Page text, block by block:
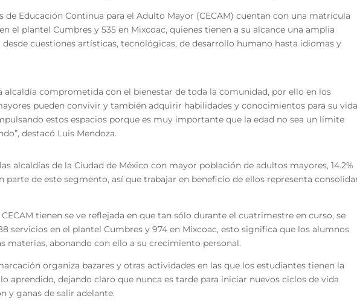
de Educación Continua para el Adulto Mayor (CECAM) cuentan con una matrícula
el plantel Cumbres y 535 en Mixcoac, quienes tienen a su alcance una amplia
cuestiones artísticas, tecnológicas, de desarrollo humano hasta idiomas y
alcaldía comprometida con el bienestar de toda la comunidad, por ello en los
pueden convivir y también adquirir habilidades y conocimientos para su
estos espacios porque es muy importante que la edad no sea un límite
destacó Luis Mendoza.
alcaldías de la Ciudad de México con mayor población de adultos mayores, 14.2%
parte de este segmento, así que trabajar en beneficio de ellos representa
tienen se ve reflejada en que tan sólo durante el cuatrimestre en curso, se
servicios en el plantel Cumbres y 974 en Mixcoac, esto significa que los alumnos
materias, abonando con ello a su crecimiento personal.
organiza bazares y otras actividades en las que los estudiantes tienen la
aprendido, dejando claro que nunca es tarde para iniciar nuevos ciclos de vida
y ganas de salir adelante.